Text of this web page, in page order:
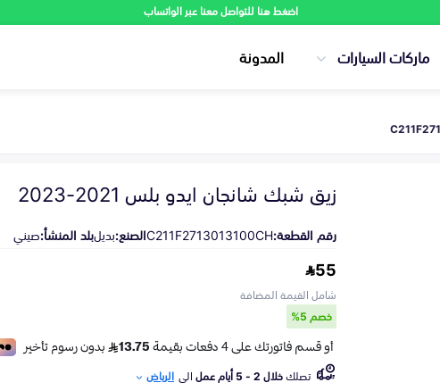
اضغط هنا للتواصل معنا عبر الواتساب
ماركات السيارات المدونة
زيق شبك شانجان ايدو بلس 2021-2023
رقم القطعة:C211F2713013100CHالصنع:بديلبلد المنشأ:صيني
55
شامل القيمة المضافة
خصم 5%
تصلكخلال 2 - 5 أيام عمل الى الرياض